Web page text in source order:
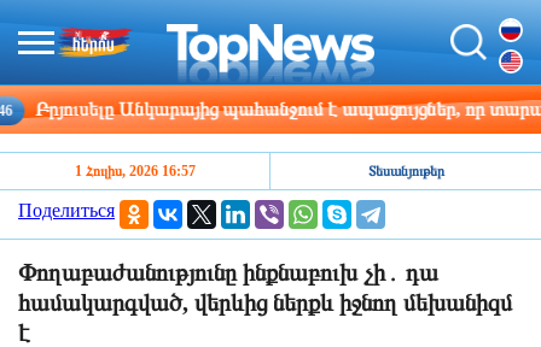
Անկարայից պահանջում է ապացույցներ, որ
1 Հուլիս, 2026 16:57 Տեսանյութեր
Поделиться
Փողաբաժանությունը ինքնաբուխ չի․ դա
համակարգված, վերևից ներքև իջնող մեխանիզմ
է